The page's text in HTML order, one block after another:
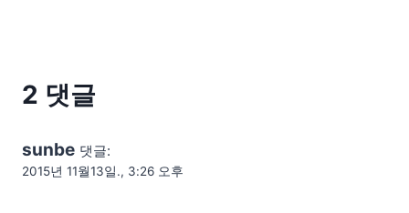
2 댓글
sunbe 댓글:
2015년 11월13일., 3:26 오후